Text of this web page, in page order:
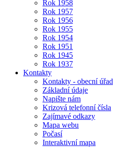
Rok 1958
Rok 1957
Rok 1956
Rok 1955
Rok 1954
Rok 1951
Rok 1945
Rok 1937
Kontakty
Kontakty - obecní úřad
Základní údaje
Napište nám
Krizová telefonní čísla
Zajímavé odkazy
Mapa webu
Počasí
Interaktivní mapa